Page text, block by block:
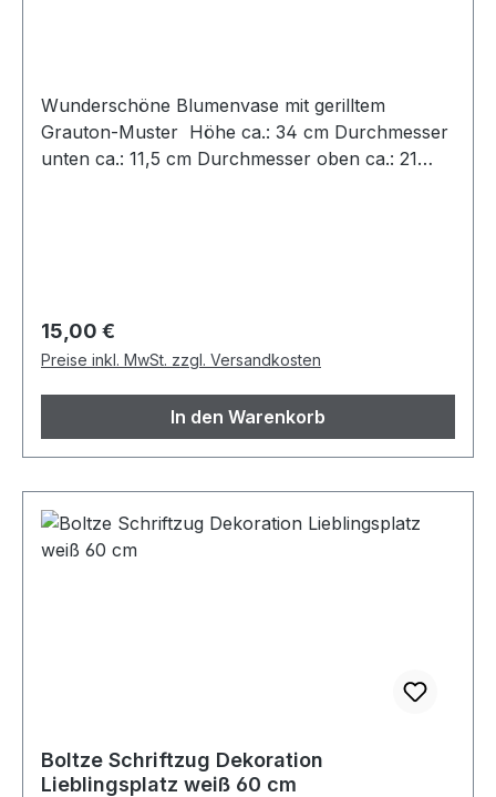
Wunderschöne Blumenvase mit gerilltem
Grauton-Muster Höhe ca.: 34 cm Durchmesser
unten ca.: 11,5 cm Durchmesser oben ca.: 21
Regulärer Preis:
15,00 €
Preise inkl. MwSt. zzgl. Versandkosten
In den Warenkorb
Boltze Schriftzug Dekoration
Lieblingsplatz weiß 60 cm